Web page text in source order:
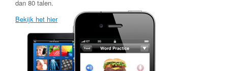
dan 80 talen.
Bekijk het hier